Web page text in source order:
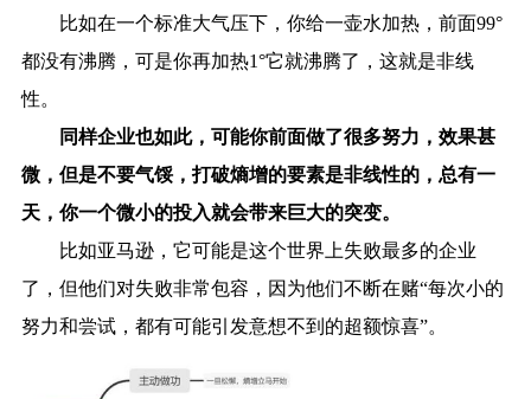
比如在一个标准大气压下，你给一壶水加热，前面99°
都没有沸腾，可是你再加热1°它就沸腾了，这就是非线
性。
同样企业也如此，可能你前面做了很多努力，效果甚
微，但是不要气馁，打破熵增的要素是非线性的，总有一
天，你一个微小的投入就会带来巨大的突变。
比如亚马逊，它可能是这个世界上失败最多的企业
了，但他们对失败非常包容，因为他们不断在赌“每次小的
努力和尝试，都有可能引发意想不到的超额惊喜”。